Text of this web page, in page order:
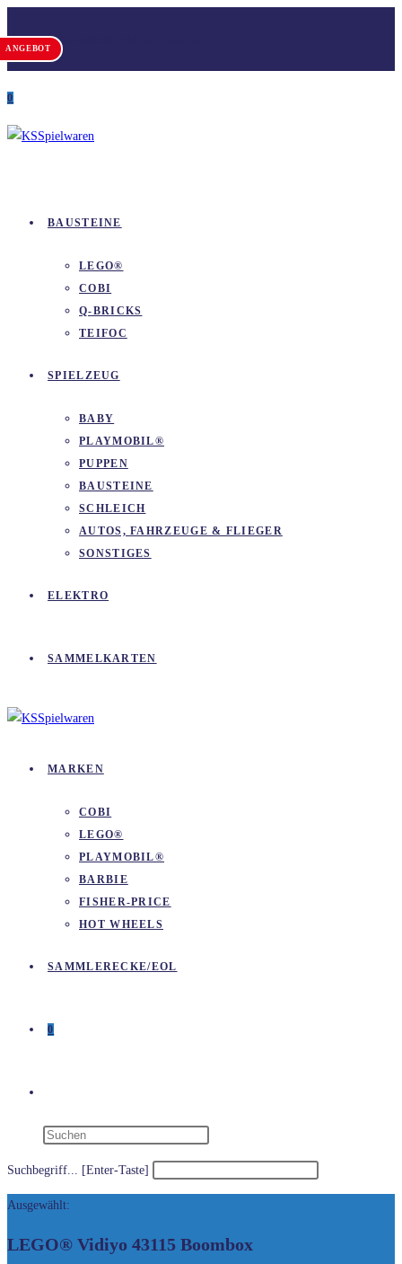
Inhalt
springen
Versandkostenfrei ab 100 €
0
BAUSTEINE
LEGO®
COBI
Q-BRICKS
TEIFOC
SPIELZEUG
BABY
PLAYMOBIL®
PUPPEN
BAUSTEINE
SCHLEICH
AUTOS, FAHRZEUGE & FLIEGER
SONSTIGES
ELEKTRO
SAMMELKARTEN
MARKEN
COBI
LEGO®
PLAYMOBIL®
BARBIE
FISHER-PRICE
HOT WHEELS
SAMMLERECKE/EOL
0
Suchbegriff... [Enter-Taste]
Ausgewählt:
LEGO® Vidiyo 43115 Boombox
ANGEBOT